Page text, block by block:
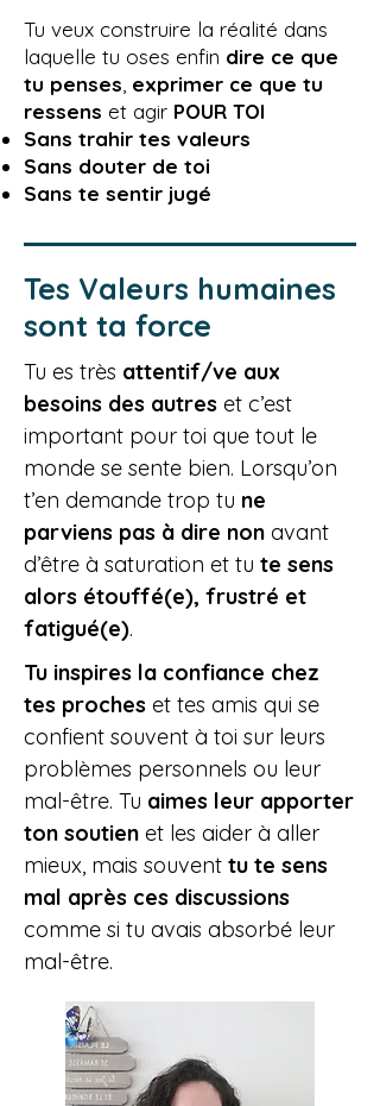
Tu veux construire la réalité dans
laquelle tu oses enfin dire ce que
tu penses exprimer ce que tu
ressens et agir POUR TOI
Sans trahir tes valeurs
Sans douter de toi
Sans te sentir jugé​
Tes Valeurs humaines
sont ta force
Tu es très attentif/ve aux
besoins des autres et c’est
important pour toi que tout le
monde se sente bien. Lorsqu’on
t’en demande trop tu ne
parviens pas à dire non avant
d’être à saturation et tu te sens
alors étouffé(e), frustré et
fatigué(e).
Tu inspires la confiance chez
tes proches et tes amis qui se
confient souvent à toi sur leurs
problèmes personnels ou leur
mal-être. Tu aimes leur apporter
ton soutien et les aider à aller
mieux, mais souvent tu te sens
mal après ces discussions
comme si tu avais absorbé leur
mal-être.